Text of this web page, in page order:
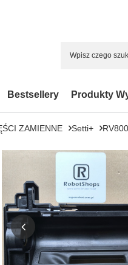
Bestsellery Produkty
ZAMIENNE Setti+ RV800